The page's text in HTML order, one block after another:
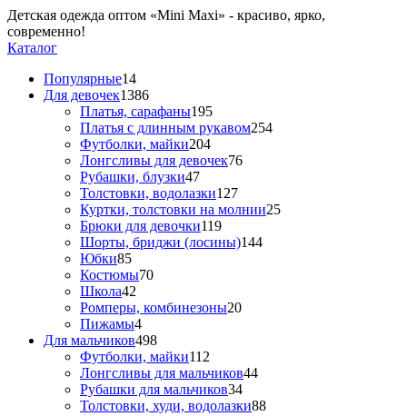
Детская одежда оптом «Mini Maxi» - красиво, ярко,
современно!
Каталог
Популярные14
Для девочек1386
Платья, сарафаны195
Платья с длинным рукавом254
Футболки, майки204
Лонгсливы для девочек76
Рубашки, блузки47
Толстовки, водолазки127
Куртки, толстовки на молнии25
Брюки для девочки119
Шорты, бриджи (лосины)144
Юбки85
Костюмы70
Школа42
Ромперы, комбинезоны20
Пижамы4
Для мальчиков498
Футболки, майки112
Лонгсливы для мальчиков44
Рубашки для мальчиков34
Толстовки, худи, водолазки88